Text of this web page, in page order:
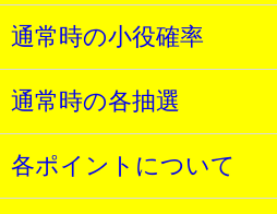
通常時の小役確率
通常時の各抽選
各ポイントについて